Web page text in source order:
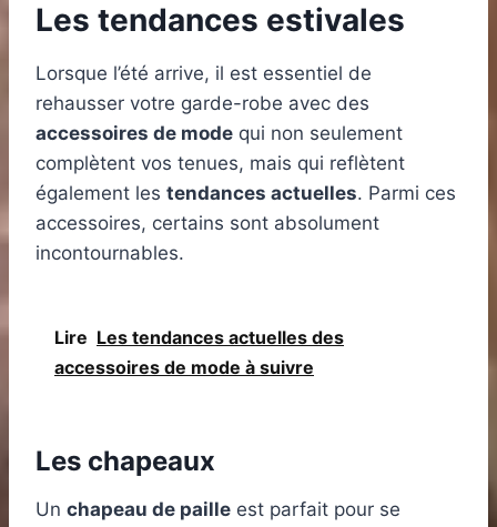
Les tendances estivales
Lorsque l’été arrive, il est essentiel de
rehausser votre garde-robe avec des
accessoires de mode qui non seulement
complètent vos tenues, mais qui reflètent
également les tendances actuelles. Parmi ces
accessoires, certains sont absolument
incontournables.
Lire Les tendances actuelles des
accessoires de mode à suivre
Les chapeaux
Un chapeau de paille est parfait pour se